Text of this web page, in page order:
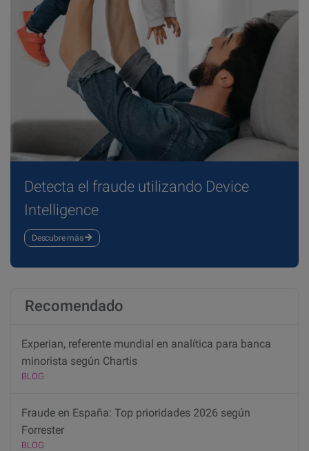
Detecta el fraude utilizando Device
Intelligence
Descubre más
Recomendado
Experian, referente mundial en analítica para banca
minorista según Chartis
BLOG
Fraude en España: Top prioridades 2026 según
Forrester
BLOG